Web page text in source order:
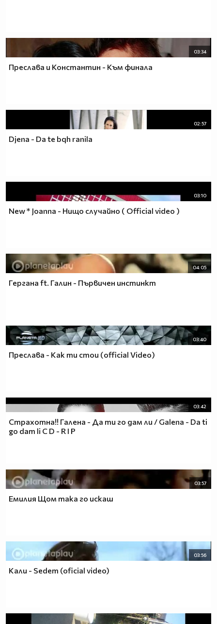
03:34
Преслава и Константин - Към финала
02:57
Djena - Da te bqh ranila
03:10
New * Joanna - Нищо случайно ( Official video )
04:05
Гергана ft. Галин - Първичен инстинкт
03:40
Преслава - Как ти стои (official Video)
03:42
Страхотна!! Галена - Да ти го дам ли / Galena - Da ti
go dam li C D - R I P
03:57
Емилия Щом така го искаш
03:56
Кали - Sedem (oficial video)